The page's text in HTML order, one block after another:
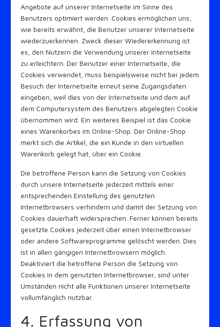
Angebote auf unserer Internetseite im Sinne des
Benutzers optimiert werden. Cookies ermöglichen uns,
wie bereits erwähnt, die Benutzer unserer Internetseite
wiederzuerkennen. Zweck dieser Wiedererkennung ist
es, den Nutzern die Verwendung unserer Internetseite
zu erleichtern. Der Benutzer einer Internetseite, die
Cookies verwendet, muss beispielsweise nicht bei jedem
Besuch der Internetseite erneut seine Zugangsdaten
eingeben, weil dies von der Internetseite und dem auf
dem Computersystem des Benutzers abgelegten Cookie
übernommen wird. Ein weiteres Beispiel ist das Cookie
eines Warenkorbes im Online-Shop. Der Online-Shop
merkt sich die Artikel, die ein Kunde in den virtuellen
Warenkorb gelegt hat, über ein Cookie.
Die betroffene Person kann die Setzung von Cookies
durch unsere Internetseite jederzeit mittels einer
entsprechenden Einstellung des genutzten
Internetbrowsers verhindern und damit der Setzung von
Cookies dauerhaft widersprechen. Ferner können bereits
gesetzte Cookies jederzeit über einen Internetbrowser
oder andere Softwareprogramme gelöscht werden. Dies
ist in allen gängigen Internetbrowsern möglich.
Deaktiviert die betroffene Person die Setzung von
Cookies in dem genutzten Internetbrowser, sind unter
Umständen nicht alle Funktionen unserer Internetseite
vollumfänglich nutzbar.
4. Erfassung von